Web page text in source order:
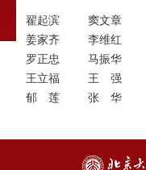
翟起滨 窦文章
姜家齐
李维红
罗正忠
马振华
王立福
王 强
郁 莲
张 华